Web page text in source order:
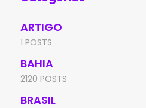
ARTIGO
1 POSTS
BAHIA
2120 POSTS
BRASIL